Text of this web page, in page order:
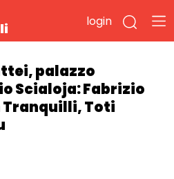
login
palazzo
Scialoja: Fabrizio
Toti